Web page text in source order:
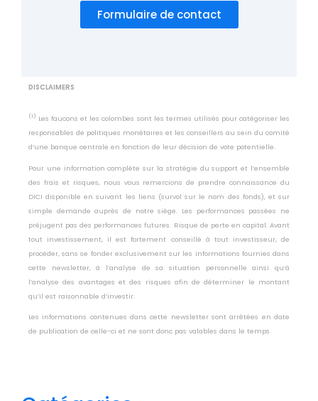
Formulaire de contact
DISCLAIMERS
(1) Les faucons et les colombes sont les termes utilisés pour catégoriser les
responsables de politiques monétaires et les conseillers au sein du comité
d’une banque centrale en fonction de leur décision de vote potentielle.
Pour une information complète sur la stratégie du support et l’ensemble
des frais et risques, nous vous remercions de prendre connaissance du
DICI disponible en suivant les liens (survol sur le nom des fonds), et sur
simple demande auprès de notre siège. Les performances passées ne
préjugent pas des performances futures. Risque de perte en capital. Avant
tout investissement, il est fortement conseillé à tout investisseur, de
procéder, sans se fonder exclusivement sur les informations fournies dans
cette newsletter, à l’analyse de sa situation personnelle ainsi qu’à
l’analyse des avantages et des risques afin de déterminer le montant
qu’il est raisonnable d’investir.
Les informations contenues dans cette newsletter sont arrêtées en date
de publication de celle-ci et ne sont donc pas valables dans le temps.